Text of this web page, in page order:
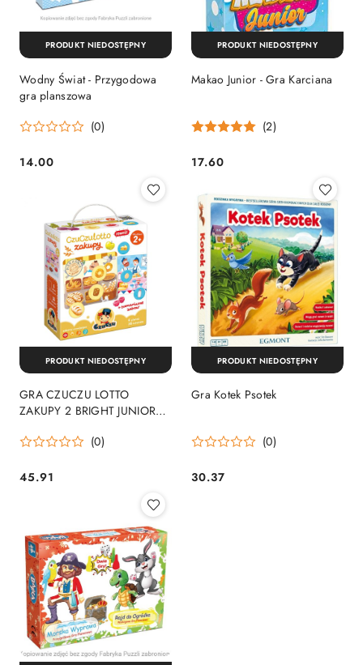
Wodny Świat - Przygodowa
gra planszowa
(0)
Cena:
14.00
PRODUKT NIEDOSTĘPNY
Makao Junior - Gra Karciana
(2)
Cena:
17.60
PRODUKT NIEDOSTĘPNY
GRA CZUCZU LOTTO
ZAKUPY 2 BRIGHT JUNIOR
(0)
Cena:
45.91
PRODUKT NIEDOSTĘPNY
Gra Kotek Psotek
(0)
Cena:
30.37
PRODUKT NIEDOSTĘPNY